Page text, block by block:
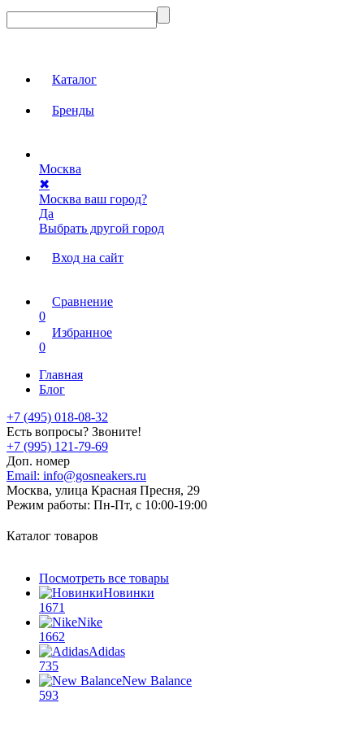
Каталог
Бренды
Москва
✖
Москва ваш город?
Да
Выбрать другой город
Вход на сайт
Сравнение
0
Избранное
0
Главная
Блог
+7 (495) 018-08-32
Есть вопросы? Звоните!
+7 (995) 121-79-69
Доп. номер
Email: info@gosneakers.ru
Москва, улица Красная Пресня, 29
Режим работы: Пн-Пт, с 10:00-19:00
Каталог товаров
Посмотреть все товары
Новинки
1671
Nike
1662
Adidas
735
New Balance
593